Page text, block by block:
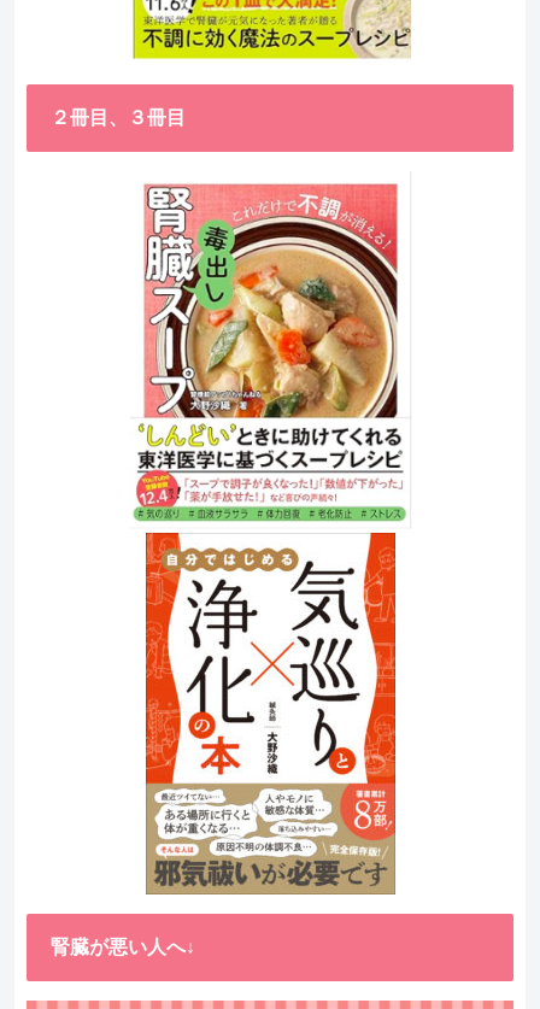
２冊目、３冊目
腎臓が悪い人へ↓